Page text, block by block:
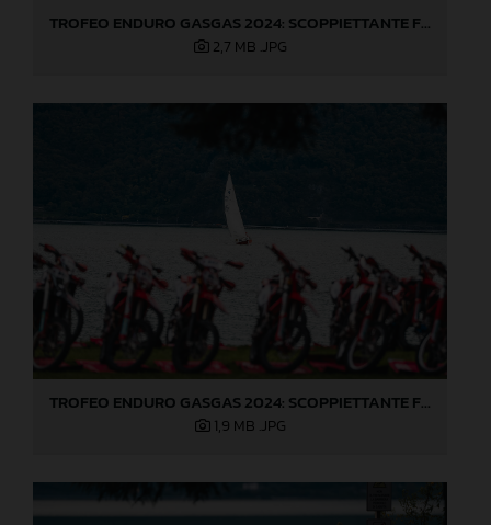
TROFEO ENDURO GASGAS 2024: SCOPPIETTANTE FINALE DI STAGIONE A LOVERE!
2,7 MB .JPG
TROFEO ENDURO GASGAS 2024: SCOPPIETTANTE FINALE DI STAGIONE A LOVERE!
1,9 MB .JPG